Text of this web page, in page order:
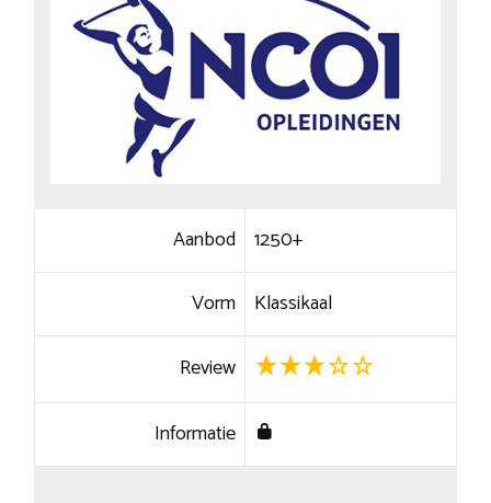
Aanbod 1250+
Vorm Klassikaal
Review
Informatie